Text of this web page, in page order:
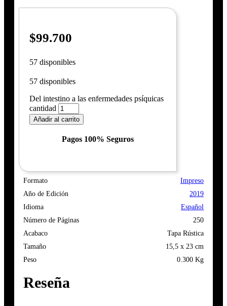
$99.700
57 disponibles
57 disponibles
Del intestino a las enfermedades psíquicas
cantidad
Añadir al carrito
Pagos 100% Seguros
Formato
Impreso
Año de Edición
2019
Idioma
Español
Número de Páginas
250
Acabaco
Tapa Rústica
Tamaño
15,5 x 23 cm
Peso
0.300 Kg
Reseña